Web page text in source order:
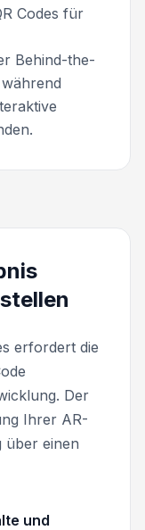
Codes für
Behind-the-
erfordert die
Der
Ihrer AR-
über einen
und